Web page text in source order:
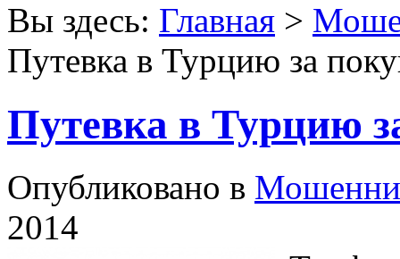
Вы здесь: Главная >
Путевка в Турцию за
Путевка в Турцию
Опубликовано в
2014